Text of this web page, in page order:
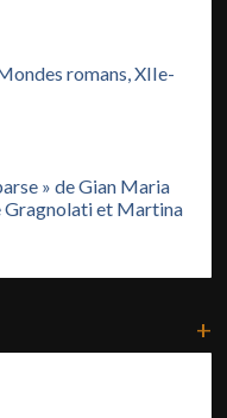
romans, XIIe-
» de Gian Maria
Gragnolati et Martina
+